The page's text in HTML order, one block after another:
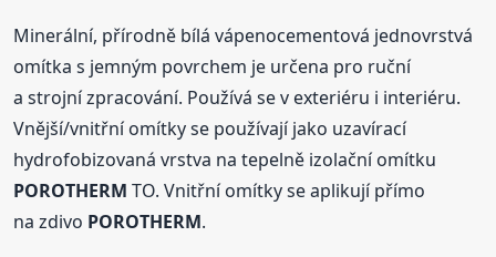
Minerální, přírodně bílá vápenocementová jednovrstvá
omítka s jemným povrchem je určena pro ruční
a strojní zpracování. Používá se v exteriéru i interiéru.
Vnější/vnitřní omítky se používají jako uzavírací
hydrofobizovaná vrstva na tepelně izolační omítku
POROTHERM TO. Vnitřní omítky se aplikují přímo
na zdivo POROTHERM.